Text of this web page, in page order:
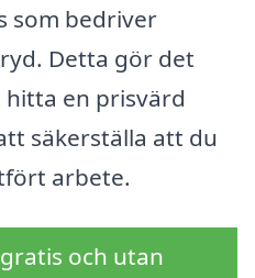
som bedriver
Detta gör det
en prisvärd
säkerställa att du
arbete.
och utan